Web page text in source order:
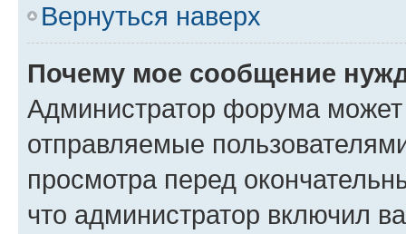
Вернуться наверх
Почему мое сообщение
Администратор форума
отправляемые
просмотра перед
что администратор включил